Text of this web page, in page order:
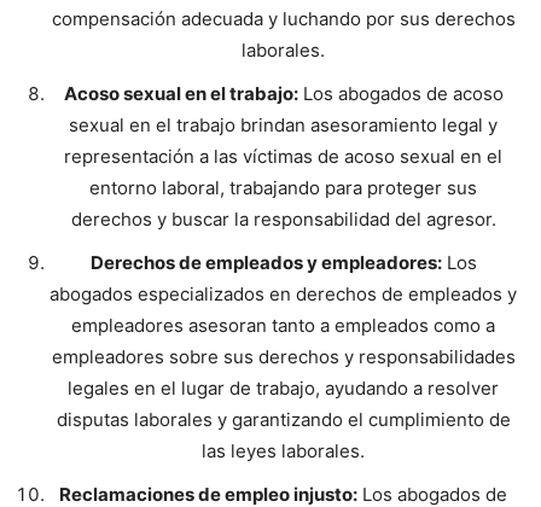
compensación adecuada y luchando por sus derechos
laborales.
Acoso sexual en el trabajo:Los abogados de acoso
sexual en el trabajo brindan asesoramiento legal y
representación a las víctimas de acoso sexual en el
entorno laboral, trabajando para proteger sus
derechos y buscar la responsabilidad del agresor.
Derechos de empleados y empleadores:Los
abogados especializados en derechos de empleados y
empleadores asesoran tanto a empleados como a
empleadores sobre sus derechos y responsabilidades
legales en el lugar de trabajo, ayudando a resolver
disputas laborales y garantizando el cumplimiento de
las leyes laborales.
Reclamaciones de empleo injusto: Los abogados de